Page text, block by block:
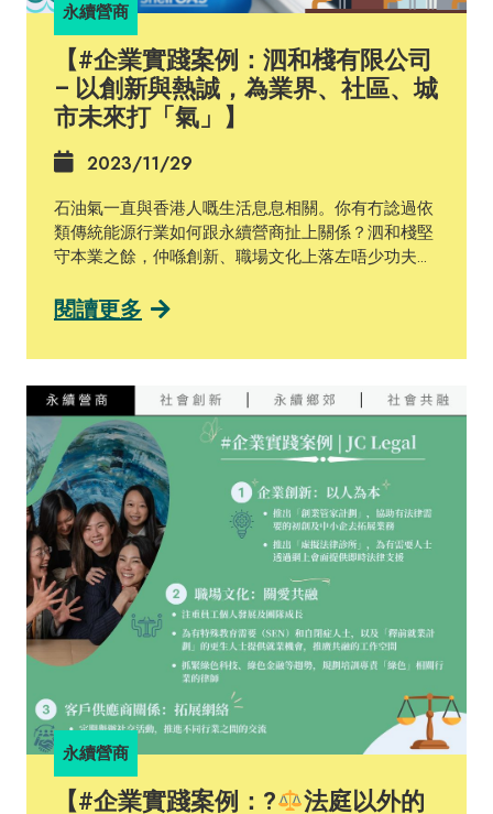
永續營商
【#企業實踐案例：泗和棧有限公司
– 以創新與熱誠，為業界、社區、城
市未來打「氣」】
2023/11/29
石油氣一直與香港人嘅生活息息相關。你有冇諗過依
類傳統能源行業如何跟永續營商扯上關係？泗和棧堅
守本業之餘，仲喺創新、職場文化上落左唔少功夫，
1976年成立，主要經營樽裝石油氣（LPG）、管道石
董事總經理兼皇冠爐具（集團）有限公司董事李蔓瑩
（Joyce）強調「安全系數」係佢哋對員工同客戶嘅
首要考量。自1992年起，泗和棧亦已採用電腦化操
作，以記錄顧客資料、維修保養紀錄、石油氣錶讀數
等各項數據，從而提高客戶便利性、數據管理同營運
效率。 隨著再生能源漸趨普及，泗和棧預計石油氣相
關產業會逐漸式微。該企業為此逐步轉型並開拓新的
業務，透過學徒制培育年輕人才、歡迎傷健人士加入
佢哋嘅團隊，並藉著與碧瑤（綠色集團有限公司）等
公司展開跨界別協作，為永續發展做出貢獻。 想了解
更多就千祈唔好錯過泗和棧喺永續營商嘅小貼士！即
刻撳入以下嘅連結，閱讀完整版嘅《企業實踐案
https://ccsg.hku.hk/pslb/zh/szewochaan_chi/ #永續
營商 #中小企 #永續價值鏈 #永續發展 #商界永續發
展領袖計劃 #pslb #svc #businesssustainability
#sustainabilityleadership #sustainability #business
閱讀更多
永續營商
【#企業實踐案例：?‍ 法庭以外的